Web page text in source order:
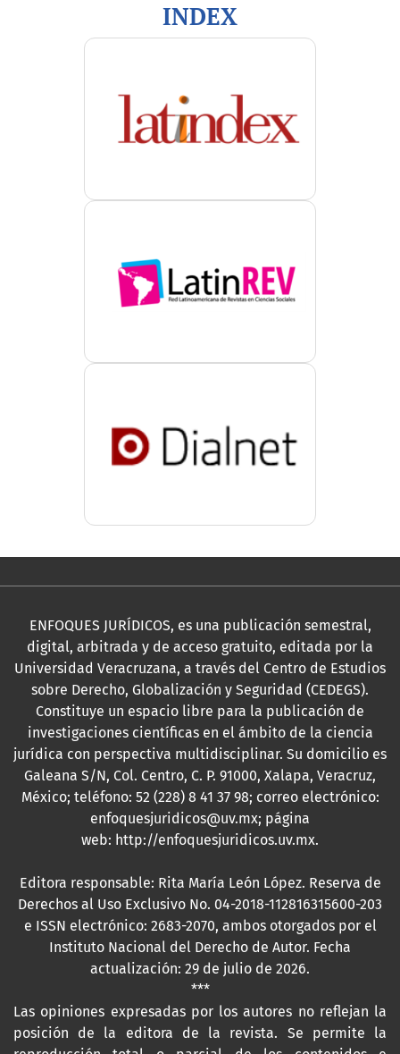
INDEX
ENFOQUES JURÍDICOS, es una publicación semestral,
digital, arbitrada y de acceso gratuito, editada por la
Universidad Veracruzana, a través del Centro de Estudios
sobre Derecho, Globalización y Seguridad (CEDEGS).
Constituye un espacio libre para la publicación de
investigaciones científicas en el ámbito de la ciencia
jurídica con perspectiva multidisciplinar. Su domicilio es
Galeana S/N, Col. Centro, C. P. 91000, Xalapa, Veracruz,
México; teléfono: 52 (228) 8 41 37 98; correo electrónico:
enfoquesjuridicos@uv.mx; página
web: http://enfoquesjuridicos.uv.mx.
Editora responsable: Rita María León López. Reserva de
Derechos al Uso Exclusivo No. 04-2018-112816315600-203
e ISSN electrónico: 2683-2070, ambos otorgados por el
Instituto Nacional del Derecho de Autor. Fecha
actualización: 29 de julio de 2026.
***
Las opiniones expresadas por los autores no reflejan la
posición de la editora de la revista. Se permite la